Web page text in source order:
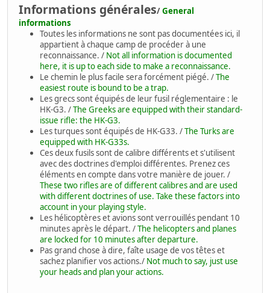
Informations générales/General
informations
Toutes les informations ne sont pas documentées ici, il
appartient à chaque camp de procéder à une
reconnaissance. / Not all information is documented
here, it is up to each side to make a reconnaissance.
Le chemin le plus facile sera forcément piégé. /The
easiest route is bound to be a trap.
Les grecs sont équipés de leur fusil réglementaire : le
HK-G3. /The Greeks are equipped with their standard-
issue rifle: the HK-G3.
Les turques sont équipés de HK-G33. /The Turks are
equipped with HK-G33s.
Ces deux fusils sont de calibre différents et s'utilisent
avec des doctrines d'emploi différentes. Prenez ces
éléments en compte dans votre manière de jouer. /
These two rifles are of different calibres and are used
with different doctrines of use. Take these factors into
account in your playing style.
Les hélicoptères et avions sont verrouillés pendant 10
minutes après le départ. /The helicopters and planes
are locked for 10 minutes after departure.
Pas grand chose à dire, faîte usage de vos têtes et
sachez planifier vos actions./ Not much to say, just use
your heads and plan your actions.